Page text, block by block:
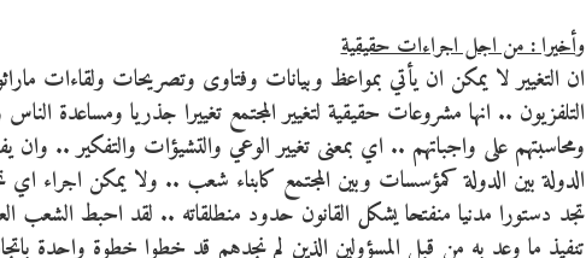
وأخيرا : من اجل اجراءات حقيقية
ان التغيير لا يمكن ان يأتي بمواعظ وبيانات وفتاوى وتصريحات ولقاءات
التلفزيون .. انها مشروعات حقيقية لتغيير المجتمع تغييرا جذريا ومساعدة
ومحاسبتهم على واجباتهم .. اي بمعنى تغيير الوعي والتشيؤات والتفكير ..
الدولة بين الدولة كمؤسسات وبين المجتمع كابناء شعب .. ولا يمكن اجراء
تجد دستورا مدنيا منفتحا يشكل القانون حدود منطلقاته .. لقد احبط الشعب
تنفيذ ما وعد به من قبل المسؤولين الذين لم نجدهم قد خطوا خطوة واحدة